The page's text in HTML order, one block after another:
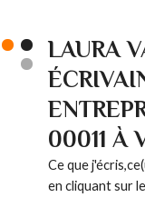
LAURA
00011 À
Ce que
en cliquant sur